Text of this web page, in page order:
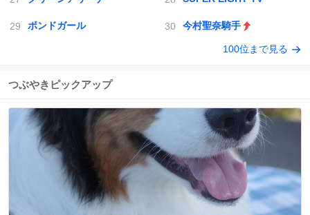
ボンドガール 今村聖奈騎手
100位まで見る
つぶやきピックアップ